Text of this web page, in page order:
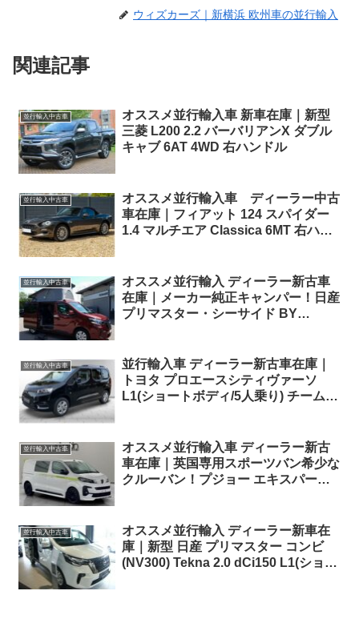
ウィズカーズ｜新横浜 欧州車の並行輸入
関連記事
並行輸入中古車
オススメ並行輸入車 新車在庫｜新型
三菱 L200 2.2 バーバリアンX ダブル
キャブ 6AT 4WD 右ハンドル
並行輸入中古車
オススメ並行輸入車 ディーラー中古
車在庫｜フィアット 124 スパイダー
1.4 マルチエア Classica 6MT 右ハン
並行輸入中古車
オススメ並行輸入 ディーラー新古車
在庫｜メーカー純正キャンパー！日産
プリマスター・シーサイド BY
並行輸入中古車
並行輸入車 ディーラー新古車在庫｜
トヨタ プロエースシティヴァーソ
L1(ショートボディ/5人乗り) チームド
並行輸入中古車
オススメ並行輸入車 ディーラー新古
車在庫｜英国専用スポーツバン希少な
クルーバン！プジョー エキスパート
ル
並行輸入中古車
オススメ並行輸入 ディーラー新車在
庫｜新型 日産 プリマスター コンビ
(NV300) Tekna 2.0 dCi150 L1(ショー